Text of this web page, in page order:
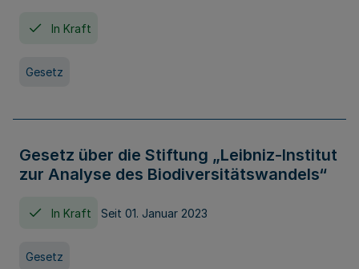
In Kraft
Gesetz
Gesetz über die Stiftung „Leibniz-Institut
zur Analyse des Biodiversitätswandels“
In Kraft Seit 01. Januar 2023
Gesetz